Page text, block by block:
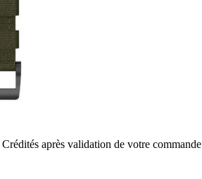
Crédités après validation de votre commande